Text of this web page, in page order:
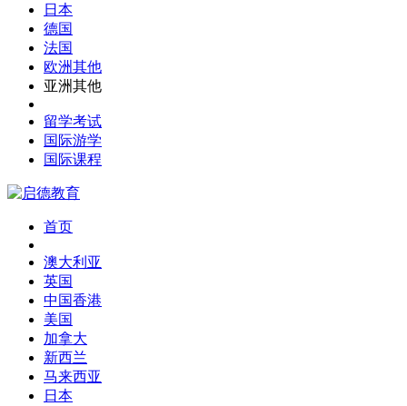
日本
德国
法国
欧洲其他
亚洲其他
留学考试
国际游学
国际课程
首页
澳大利亚
英国
中国香港
美国
加拿大
新西兰
马来西亚
日本